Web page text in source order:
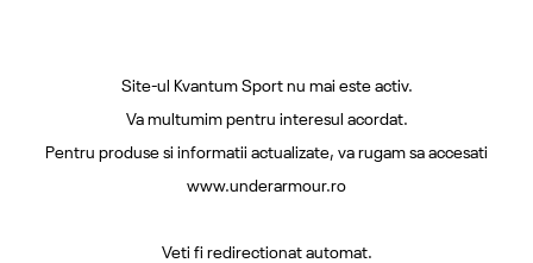
Site-ul Kvantum Sport nu mai este activ.
Va multumim pentru interesul acordat.
Pentru produse si informatii actualizate, va rugam sa accesati
www.underarmour.ro
Veti fi redirectionat automat.